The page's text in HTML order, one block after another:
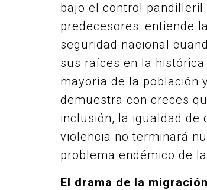
bajo el control
predecesores: entiende
seguridad nacional
sus raíces en la
mayoría de la población
demuestra con creces
inclusión, la igualdad de
violencia no terminará
problema endémico de
El drama de la migración